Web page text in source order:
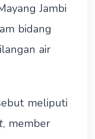
Jambi
bidang
air
meliputi
, member